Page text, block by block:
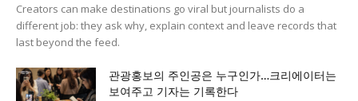
Creators can make destinations go viral but journalists do a
different job: they ask why, explain context and leave records that
last beyond the feed.
관광홍보의 주인공은 누구인가…크리에이터는
보여주고 기자는 기록한다